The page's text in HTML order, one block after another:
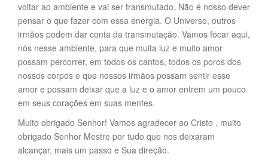
voltar ao ambiente e vai ser transmutado. Não é nosso dever
pensar o que fazer com essa energia. O Universo, outros
irmãos podem dar conta da transmutação. Vamos focar aqui,
nós nesse ambiente, para que muita luz e muito amor
possam percorrer, em todos os cantos, todos os poros dos
nossos corpos e que nossos irmãos possam sentir esse
amor e possam deixar que a luz e o amor entrem um pouco
em seus corações em suas mentes.
Muito obrigado Senhor! Vamos agradecer ao Cristo , muito
obrigado Senhor Mestre por tudo que nos deixaram
alcançar, mais um passo e Sua direção.